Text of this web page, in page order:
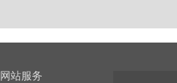
网站服务